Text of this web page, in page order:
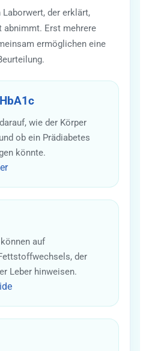
der erklärt,
abnimmt. Erst mehrere
ermöglichen eine
wie der Körper
ob ein Prädiabetes
könnte.
auf
der
Leber hinweisen.